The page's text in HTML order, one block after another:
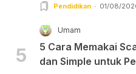
Pendidikan 01/08/
5
Umam
5 Cara Memakai
dan Simple untuk